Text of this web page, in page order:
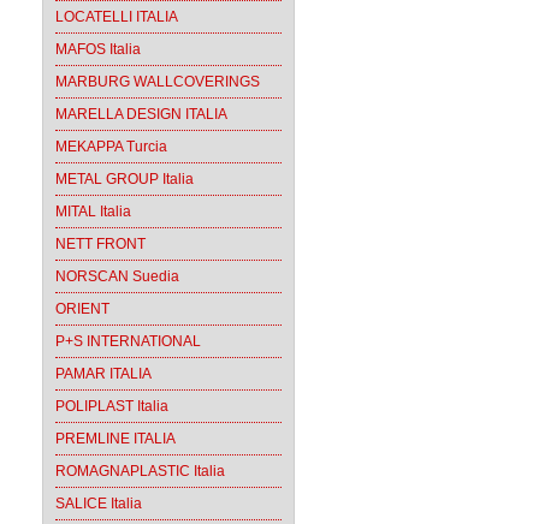
LOCATELLI ITALIA
MAFOS Italia
MARBURG WALLCOVERINGS
MARELLA DESIGN ITALIA
MEKAPPA Turcia
METAL GROUP Italia
MITAL Italia
NETT FRONT
NORSCAN Suedia
ORIENT
P+S INTERNATIONAL
PAMAR ITALIA
POLIPLAST Italia
PREMLINE ITALIA
ROMAGNAPLASTIC Italia
SALICE Italia